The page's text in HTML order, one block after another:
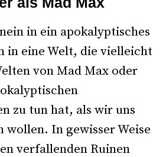
in ein apokalyptisches
in eine Welt, die vielleicht
von Mad Max oder
zu tun hat, als wir uns
wollen. In gewisser Weise
verfallenden Ruinen